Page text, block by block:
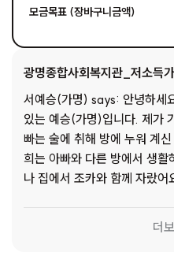
모금목표 (장바구니금액)
광명종합사회복지관_저소득
서예승(가명) says: 안녕하세
있는 예승(가명)입니다. 제가
빠는 술에 취해 방에 누워 계
희는 아빠와 다른 방에서 생
나 집에서 조카와 함께 자랐
고 난 뒤로 일을 나가기가 어
들었어요. 엄마 혼자 아르바
더